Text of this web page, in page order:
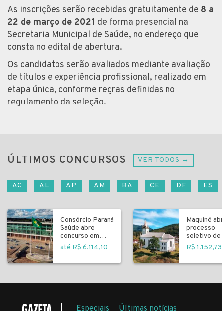
As inscrições serão recebidas gratuitamente de 8 a
22 de março de 2021 de forma presencial na
Secretaria Municipal de Saúde, no endereço que
consta no edital de abertura.
Os candidatos serão avaliados mediante avaliação
de títulos e experiência profissional, realizado em
etapa única, conforme regras definidas no
regulamento da seleção.
ÚLTIMOS CONCURSOS VER TODOS →
AC AL AP AM BA CE DF ES
Consórcio Paraná
Saúde abre
concurso em
Curitiba
até R$ 6.114,10
Maquiné
processo
seletivo de
R$ 1.152,73
Especiais Últimas notícias